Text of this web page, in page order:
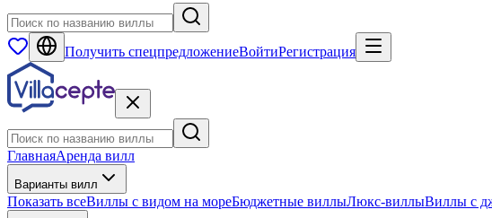
Получить спецпредложениеВойтиРегистрация
ГлавнаяАренда вилл
Варианты вилл
Показать всеВиллы с видом на мореБюджетные виллыЛюкс-виллыВиллы с